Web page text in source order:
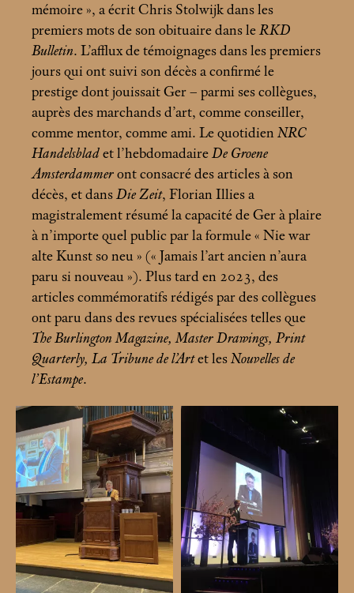
mémoire », a écrit Chris Stolwijk dans les
premiers mots de son obituaire dans le RKD
Bulletin. L’afflux de témoignages dans les premiers
jours qui ont suivi son décès a confirmé le
prestige dont jouissait Ger – parmi ses collègues,
auprès des marchands d’art, comme conseiller,
comme mentor, comme ami. Le quotidien NRC
Handelsblad et l’hebdomadaire De Groene
Amsterdammer ont consacré des articles à son
décès, et dans Die Zeit, Florian Illies a
magistralement résumé la capacité de Ger à plaire
à n’importe quel public par la formule « Nie war
alte Kunst so neu » (« Jamais l’art ancien n’aura
paru si nouveau »). Plus tard en 2023, des
articles commémoratifs rédigés par des collègues
ont paru dans des revues spécialisées telles que
The Burlington Magazine, Master Drawings, Print
Quarterly, La Tribune de l’Artet les Nouvelles de
l’Estampe.